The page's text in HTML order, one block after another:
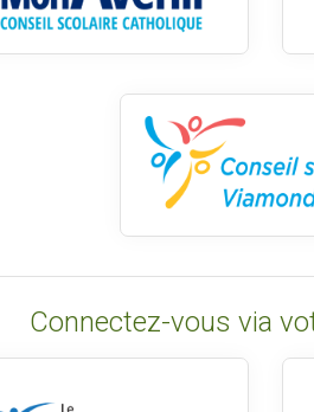
Connectez-vous via